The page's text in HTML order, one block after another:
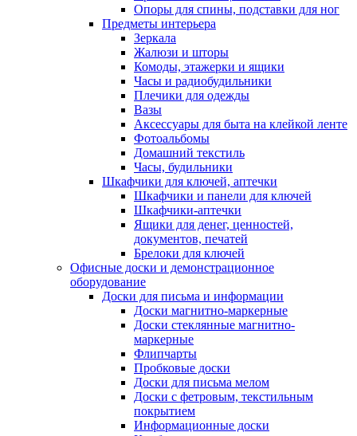
Опоры для спины, подставки для ног
Предметы интерьера
Зеркала
Жалюзи и шторы
Комоды, этажерки и ящики
Часы и радиобудильники
Плечики для одежды
Вазы
Аксессуары для быта на клейкой ленте
Фотоальбомы
Домашний текстиль
Часы, будильники
Шкафчики для ключей, аптечки
Шкафчики и панели для ключей
Шкафчики-аптечки
Ящики для денег, ценностей,
документов, печатей
Брелоки для ключей
Офисные доски и демонстрационное
оборудование
Доски для письма и информации
Доски магнитно-маркерные
Доски стеклянные магнитно-
маркерные
Флипчарты
Пробковые доски
Доски для письма мелом
Доски с фетровым, текстильным
покрытием
Информационные доски